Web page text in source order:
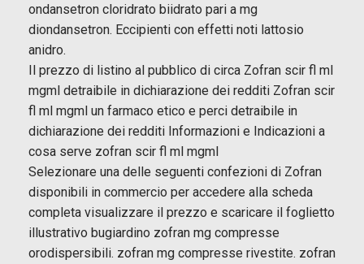
ondansetron cloridrato biidrato pari a mg
diondansetron. Eccipienti con effetti noti lattosio
anidro.
Il prezzo di listino al pubblico di circa Zofran scir fl ml
mgml detraibile in dichiarazione dei redditi Zofran scir
fl ml mgml un farmaco etico e perci detraibile in
dichiarazione dei redditi Informazioni e Indicazioni a
cosa serve zofran scir fl ml mgml
Selezionare una delle seguenti confezioni di Zofran
disponibili in commercio per accedere alla scheda
completa visualizzare il prezzo e scaricare il foglietto
illustrativo bugiardino zofran mg compresse
orodispersibili. zofran mg compresse rivestite. zofran